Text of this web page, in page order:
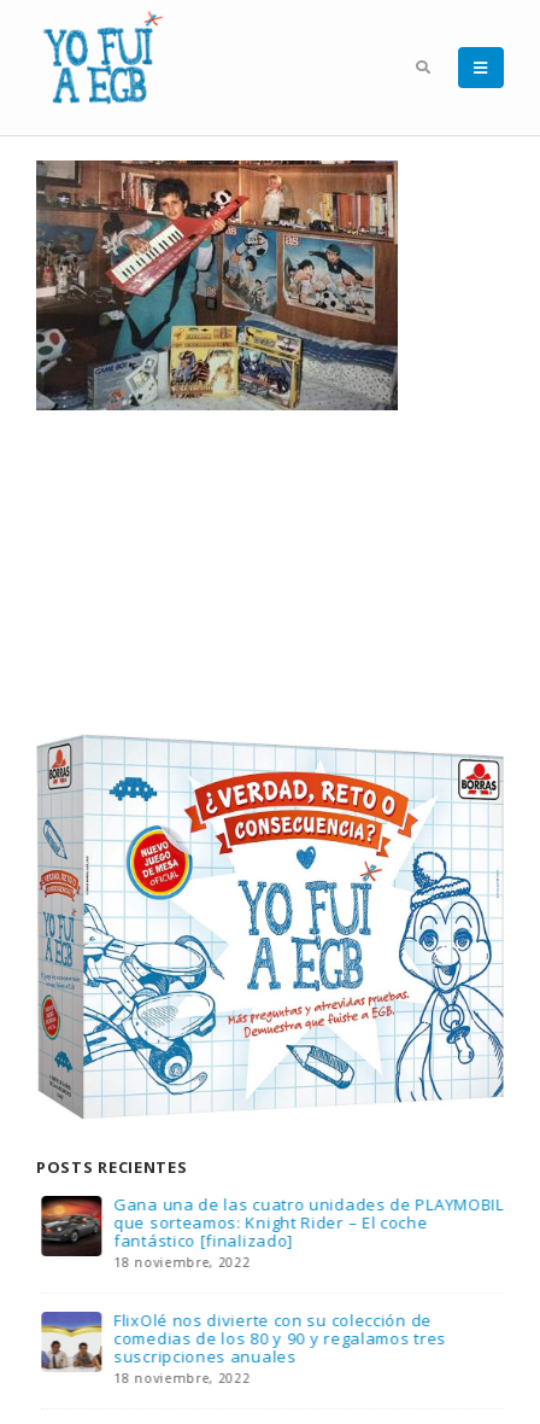
POSTS RECIENTES
Gana una de las cuatro unidades de PLAYMOBIL
que sorteamos: Knight Rider – El coche
fantástico [finalizado]
18 noviembre, 2022
FlixOlé nos divierte con su colección de
comedias de los 80 y 90 y regalamos tres
suscripciones anuales
18 noviembre, 2022